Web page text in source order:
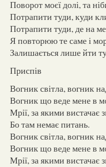
Поворот моєї долі, та
Потрапити туди, куди
Потрапити туди, де на
Я повторюю те саме і
Залишається лише йти
Приспів
Вогник світла, вогник
Вогник що веде мене в
Мрії, за якими вистачає
Бо там немає питань.
Вогник світла, вогник
Вогник що веде мене в
Мрії, за якими вистачає